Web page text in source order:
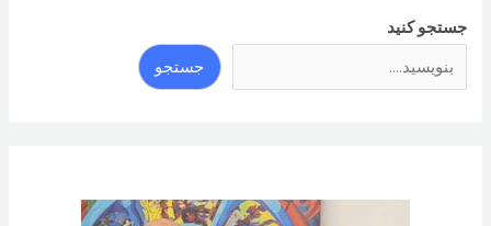
جستجو کنید
جستجو